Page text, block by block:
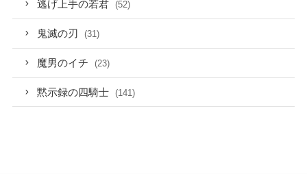
逃げ上手の若君 (52)
鬼滅の刃 (31)
魔男のイチ (23)
黙示録の四騎士 (141)